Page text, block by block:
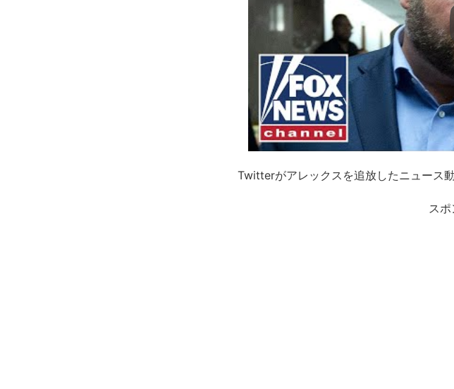
Twitterがアレックスを追放したニュース動
ス